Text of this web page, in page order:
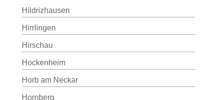
Hildrizhausen
Hirrlingen
Hirschau
Hockenheim
Horb am Neckar
Hornberg